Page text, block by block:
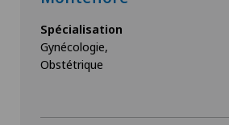
Spécialisation
Gynécologie,
Obstétrique